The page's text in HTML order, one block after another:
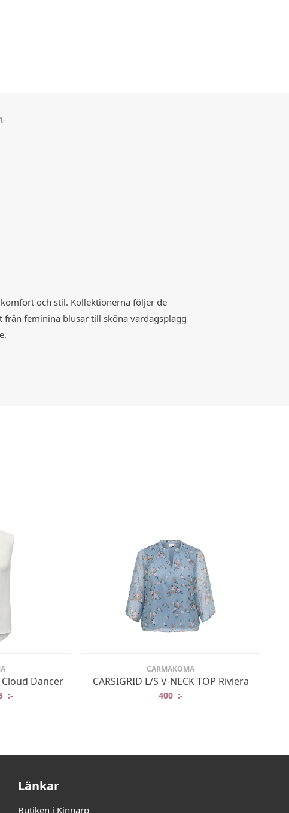
och stil. Kollektionerna följer de
feminina blusar till sköna vardagsplagg
Cloud Dancer
ursprungliga priset var: 329,95 :-.
:-
CARMAKOMA
CARSIGRID L/S V-NECK TOP Riviera
400 :-
Länkar
Butiken i Kinnarp